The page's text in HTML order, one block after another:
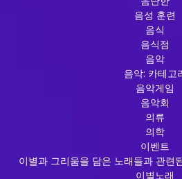
음성 훈련
음식
음식점
음악
음악: 카테고
음악게임
음악회
의류
의학
이벤트
이별과 그리움을 담은 노래들과 관련
이별노래